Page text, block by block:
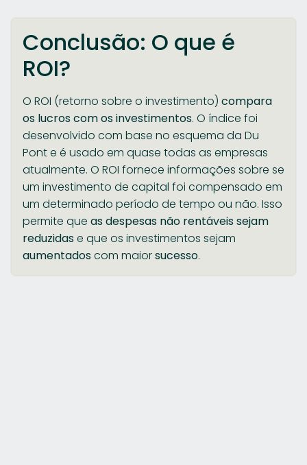
Conclusão: O que é
ROI?
O ROI (retorno sobre o investimento) compara
os lucros com os investimentos. O índice foi
desenvolvido com base no esquema da Du
Pont e é usado em quase todas as empresas
atualmente. O ROI fornece informações sobre se
um investimento de capital foi compensado em
um determinado período de tempo ou não. Isso
permite que as despesas não rentáveis sejam
reduzidase que os investimentos sejam
aumentadoscom maiorsucesso.